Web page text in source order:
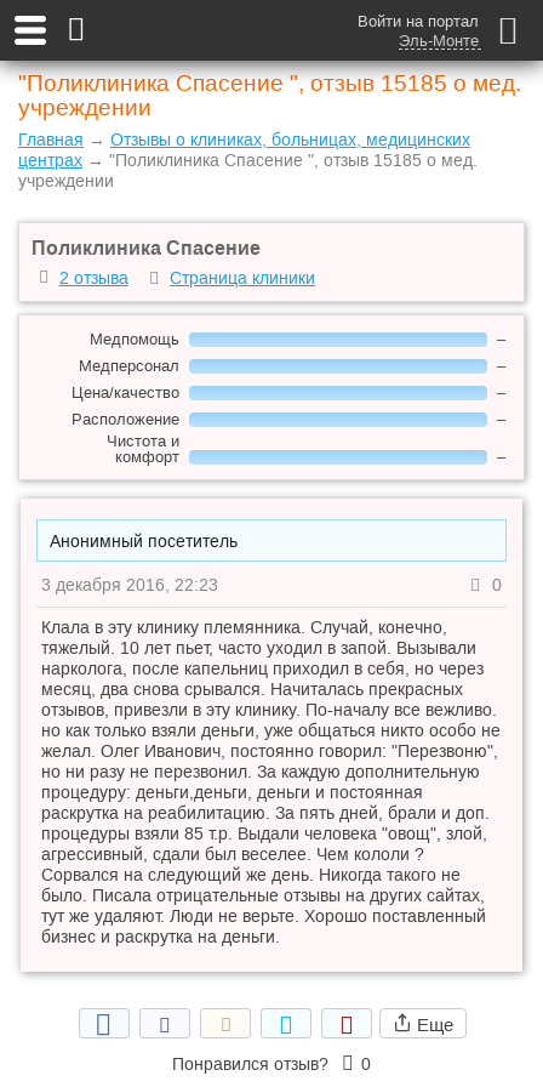
Войти на портал
Эль-Монте
"Поликлиника Спасение ", отзыв 15185 о мед.
учреждении
Главная → Отзывы о клиниках, больницах, медицинских
центрах → "Поликлиника Спасение ", отзыв 15185 о мед.
учреждении
Поликлиника Спасение
2 отзыва Страница клиники
Медпомощь
–
Медперсонал
–
Цена/качество
–
Расположение
–
Чистота и
комфорт
–
Анонимный посетитель
0
3 декабря 2016, 22:23
Клала в эту клинику племянника. Случай, конечно,
тяжелый. 10 лет пьет, часто уходил в запой. Вызывали
нарколога, после капельниц приходил в себя, но через
месяц, два снова срывался. Начиталась прекрасных
отзывов, привезли в эту клинику. По-началу все вежливо.
но как только взяли деньги, уже общаться никто особо не
желал. Олег Иванович, постоянно говорил: "Перезвоню",
но ни разу не перезвонил. За каждую дополнительную
процедуру: деньги,деньги, деньги и постоянная
раскрутка на реабилитацию. За пять дней, брали и доп.
процедуры взяли 85 т.р. Выдали человека "овощ", злой,
агрессивный, сдали был веселее. Чем кололи ?
Сорвался на следующий же день. Никогда такого не
было. Писала отрицательные отзывы на других сайтах,
тут же удаляют. Люди не верьте. Хорошо поставленный
бизнес и раскрутка на деньги.
Еще
Понравился отзыв? 0